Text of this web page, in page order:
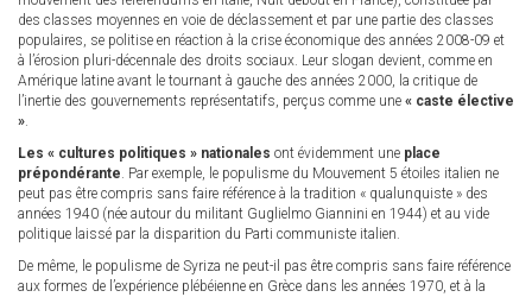
des classes moyennes en voie de déclassement et par une partie des classes
populaires, se politise en réaction à la crise économique des années 2008-09 et
à l’érosion pluri-décennale des droits sociaux. Leur slogan devient, comme en
Amérique latine avant le tournant à gauche des années 2000, la critique de
l’inertie des gouvernements représentatifs, perçus comme une « caste élective
».
Les « cultures politiques » nationales ont évidemment une place
prépondérante. Par exemple, le populisme du Mouvement 5 étoiles italien ne
peut pas être compris sans faire référence à la tradition « qualunquiste » des
années 1940 (née autour du militant Guglielmo Giannini en 1944) et au vide
politique laissé par la disparition du Parti communiste italien.
De même, le populisme de Syriza ne peut-il pas être compris sans faire référence
aux formes de l’expérience plébéienne en Grèce dans les années 1970, et à la